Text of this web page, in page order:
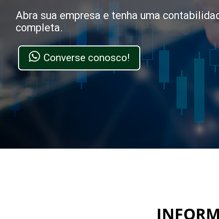
Abra sua empresa e tenha uma
completa.
Converse conosco!